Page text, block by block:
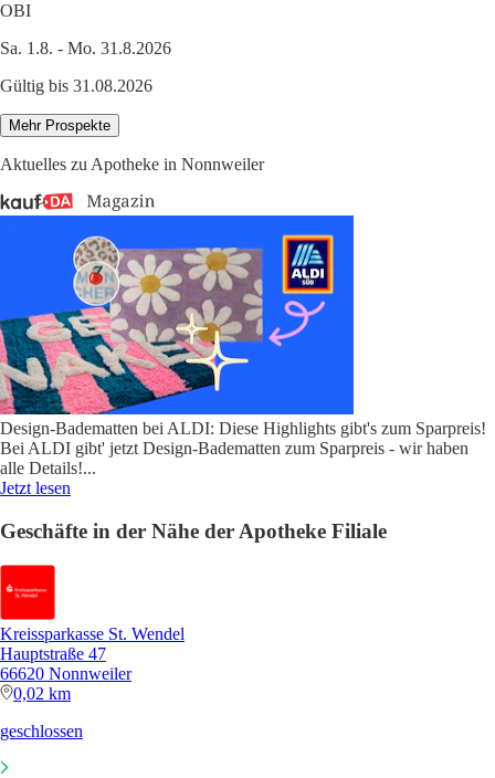
OBI
Sa. 1.8. - Mo. 31.8.2026
Gültig bis 31.08.2026
Mehr Prospekte
Aktuelles zu Apotheke in Nonnweiler
Design-Badematten bei ALDI: Diese Highlights gibt's zum Sparpreis!
Bei ALDI gibt' jetzt Design-Badematten zum Sparpreis - wir haben
alle Details!...
Jetzt lesen
Geschäfte in der Nähe der Apotheke Filiale
Kreissparkasse St. Wendel
Hauptstraße 47
66620 Nonnweiler
0,02 km
geschlossen